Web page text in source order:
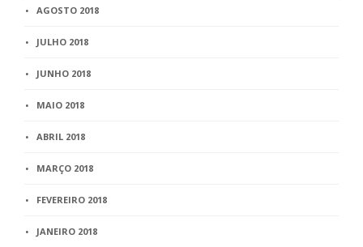
AGOSTO 2018
JULHO 2018
JUNHO 2018
MAIO 2018
ABRIL 2018
MARÇO 2018
FEVEREIRO 2018
JANEIRO 2018